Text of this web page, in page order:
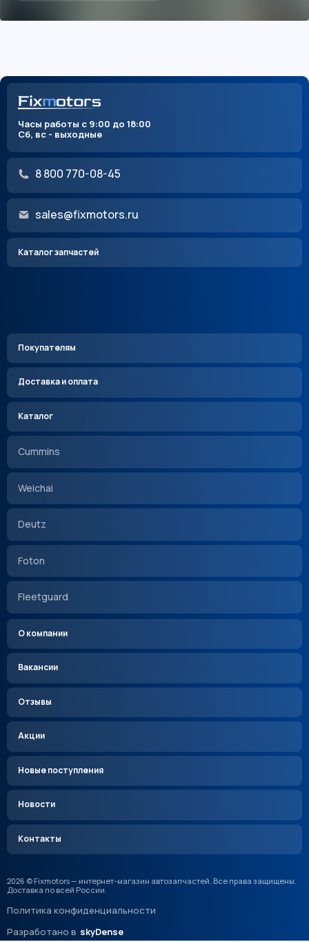
Часы работы с 9:00 до 18:00
Сб, вс - выходные
8 800 770-08-45
sales@fixmotors.ru
Каталог запчастей
Покупателям
Доставка и оплата
Каталог
Cummins
Weichai
Deutz
Foton
Fleetguard
О компании
Вакансии
Отзывы
Акции
Новые поступления
Новости
Контакты
2026 © Fixmotors — интернет-магазин автозапчастей. Все права защищены.
Доставка по всей России.
Политика конфиденциальности
Разработано в skyDense